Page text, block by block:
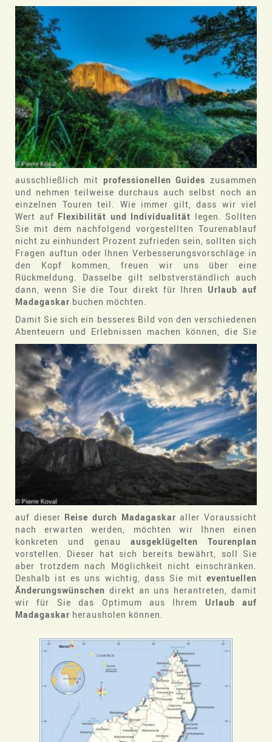
ausschließlich mit professionellen Guides zusammen
und nehmen teilweise durchaus auch selbst noch an
einzelnen Touren teil. Wie immer gilt, dass wir viel
Wert auf Flexibilität und Individualität legen. Sollten
Sie mit dem nachfolgend vorgestellten Tourenablauf
nicht zu einhundert Prozent zufrieden sein, sollten sich
Fragen auftun oder Ihnen Verbesserungsvorschläge in
den Kopf kommen, freuen wir uns über eine
Rückmeldung. Dasselbe gilt selbstverständlich auch
dann, wenn Sie die Tour direkt für IhrenUrlaub auf
Madagaskar buchen möchten.
Damit Sie sich ein besseres Bild von den verschiedenen
Abenteuern und Erlebnissen machen können, die Sie
auf dieser Reise durch Madagaskar aller Voraussicht
nach erwarten werden, möchten wir Ihnen einen
konkreten und genau ausgeklügelten Tourenplan
vorstellen. Dieser hat sich bereits bewährt, soll Sie
aber trotzdem nach Möglichkeit nicht einschränken.
Deshalb ist es uns wichtig, dass Sie mit eventuellen
Änderungswünschen direkt an uns herantreten, damit
wir für Sie das Optimum aus Ihrem Urlaub auf
Madagaskar herausholen können.